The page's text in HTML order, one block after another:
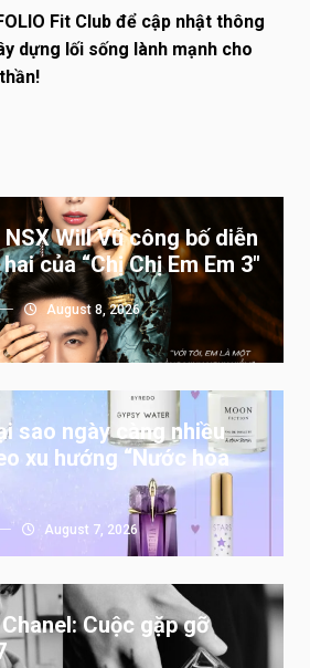
Fit Club để cập nhật thông
dựng lối sống lành mạnh cho
NSX Will Vũ công bố diễn
của “Chị Chị Em Em 3″
August 8, 2026
sao ngày càng nhiều
xu hướng “Nước hoa
August 7, 2026
Cuộc gặp gỡ